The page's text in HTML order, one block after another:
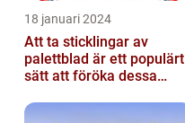
18 januari 2024
Att ta sticklingar av
palettblad är ett populärt
sätt att föröka dessa
relativt...